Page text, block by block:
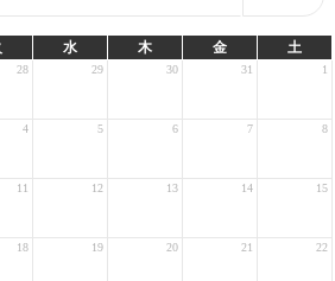
水 木 金 土
28 29 30 31 1
4 5 6 7 8
11 12 13 14 15
18 19 20 21 22